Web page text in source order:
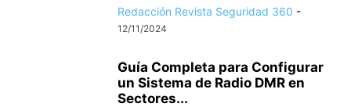
Redacción Revista Seguridad 360 -
12/11/2024
Guía Completa para Configurar
un Sistema de Radio DMR en
Sectores...